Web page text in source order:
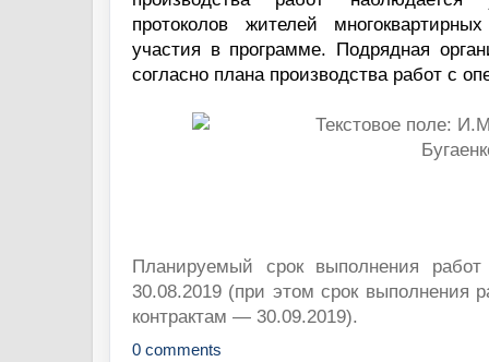
протоколов жителей
участия в программе. Подрядная
согласно плана производства работ с
Планируемый срок выполнения
30.08.2019 (при этом срок выполнения
контрактам — 30.09.2019).
0 comments